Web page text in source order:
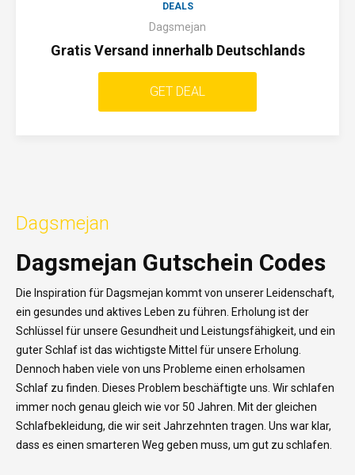
DEALS
Dagsmejan
Gratis Versand innerhalb Deutschlands
GET DEAL
Dagsmejan
Dagsmejan Gutschein Codes
Die Inspiration für Dagsmejan kommt von unserer Leidenschaft,
ein gesundes und aktives Leben zu führen. Erholung ist der
Schlüssel für unsere Gesundheit und Leistungsfähigkeit, und ein
guter Schlaf ist das wichtigste Mittel für unsere Erholung.
Dennoch haben viele von uns Probleme einen erholsamen
Schlaf zu finden. Dieses Problem beschäftigte uns. Wir schlafen
immer noch genau gleich wie vor 50 Jahren. Mit der gleichen
Schlafbekleidung, die wir seit Jahrzehnten tragen. Uns war klar,
dass es einen smarteren Weg geben muss, um gut zu schlafen.